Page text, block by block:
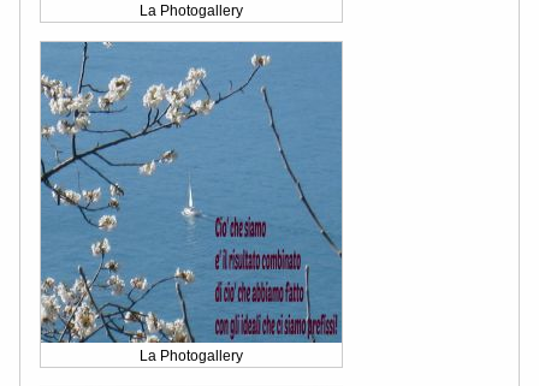
La Photogallery
La Photogallery